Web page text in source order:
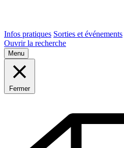
Infos pratiques Sorties et événements
Ouvrir la recherche
Menu
Fermer